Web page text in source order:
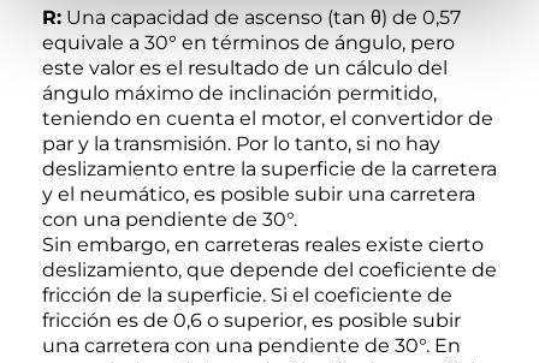
R: Una capacidad de ascenso (tan θ) de 0,57
equivale a 30° en términos de ángulo, pero
este valor es el resultado de un cálculo del
ángulo máximo de inclinación permitido,
teniendo en cuenta el motor, el convertidor de
par y la transmisión. Por lo tanto, si no hay
deslizamiento entre la superficie de la carretera
y el neumático, es posible subir una carretera
con una pendiente de 30°.
Sin embargo, en carreteras reales existe cierto
deslizamiento, que depende del coeficiente de
fricción de la superficie. Si el coeficiente de
fricción es de 0,6 o superior, es posible subir
una carretera con una pendiente de 30°. En